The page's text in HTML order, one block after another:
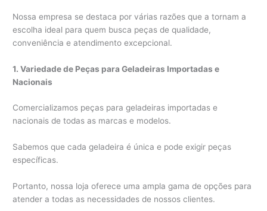
Nossa empresa se destaca por várias razões que a tornam a
escolha ideal para quem busca peças de qualidade,
conveniência e atendimento excepcional.
1. Variedade de Peças para Geladeiras Importadas e
Nacionais
Comercializamos peças para geladeiras importadas e
nacionais de todas as marcas e modelos.
Sabemos que cada geladeira é única e pode exigir peças
específicas.
Portanto, nossa loja oferece uma ampla gama de opções para
atender a todas as necessidades de nossos clientes.